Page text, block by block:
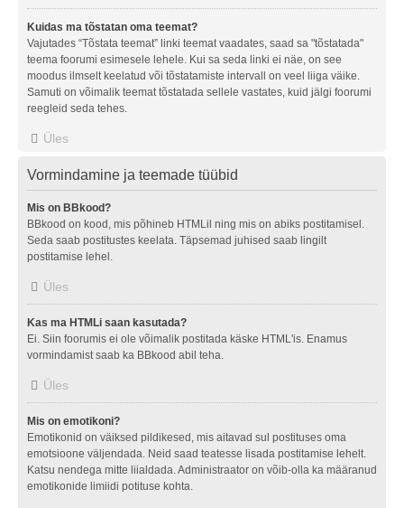
Kuidas ma tõstatan oma teemat?
Vajutades “Tõstata teemat” linki teemat vaadates, saad sa "tõstatada"
teema foorumi esimesele lehele. Kui sa seda linki ei näe, on see
moodus ilmselt keelatud või tõstatamiste intervall on veel liiga väike.
Samuti on võimalik teemat tõstatada sellele vastates, kuid jälgi foorumi
reegleid seda tehes.
Üles
Vormindamine ja teemade tüübid
Mis on BBkood?
BBkood on kood, mis põhineb HTMLil ning mis on abiks postitamisel.
Seda saab postitustes keelata. Täpsemad juhised saab lingilt
postitamise lehel.
Üles
Kas ma HTMLi saan kasutada?
Ei. Siin foorumis ei ole võimalik postitada käske HTML'is. Enamus
vormindamist saab ka BBkood abil teha.
Üles
Mis on emotikoni?
Emotikonid on väiksed pildikesed, mis aitavad sul postituses oma
emotsioone väljendada. Neid saad teatesse lisada postitamise lehelt.
Katsu nendega mitte liialdada. Administraator on võib-olla ka määranud
emotikonide limiidi potituse kohta.